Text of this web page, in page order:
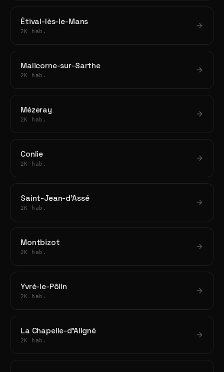
Étival-lès-le-Mans
2K hab.
Malicorne-sur-Sarthe
2K hab.
Mézeray
2K hab.
Conlie
2K hab.
Saint-Jean-d'Assé
2K hab.
Montbizot
2K hab.
Yvré-le-Pôlin
2K hab.
La Chapelle-d'Aligné
2K hab.